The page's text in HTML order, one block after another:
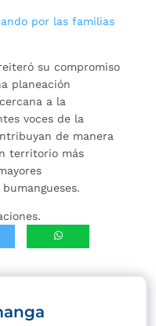
por las familias
su compromiso
planeación
a la
voces de la
de manera
territorio más